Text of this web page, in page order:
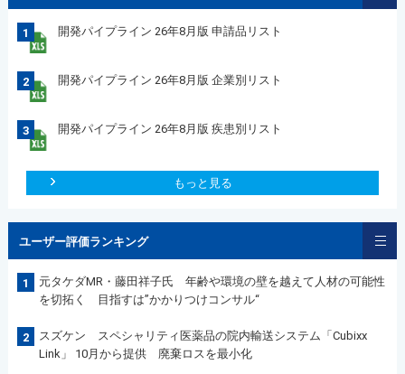
1 開発パイプライン 26年8月版 申請品リスト
2 開発パイプライン 26年8月版 企業別リスト
3 開発パイプライン 26年8月版 疾患別リスト
もっと見る
ユーザー評価ランキング
1
元タケダMR・藤田祥子氏 年齢や環境の壁を越えて人材の可能性
を切拓く 目指すは”かかりつけコンサル“
2
スズケン スペシャリティ医薬品の院内輸送システム「Cubixx
Link」 10月から提供 廃棄ロスを最小化